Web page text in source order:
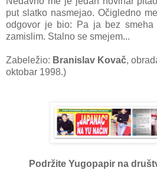
put slatko nasmejao. Očigledno
odgovor je bio: Pa ja bez
zamislim. Stalno se smejem...
Zabeležio: Branislav Kovač,
oktobar 1998.)
Podržite Yugopapirna